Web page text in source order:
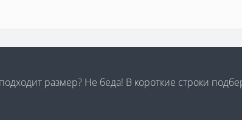
размер? Не беда! В короткие строки